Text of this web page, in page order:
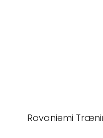
Rovaniemi